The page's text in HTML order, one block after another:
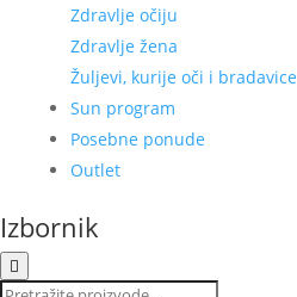
Zdravlje očiju
Zdravlje žena
Žuljevi, kurije oči i bradavice
Sun program
Posebne ponude
Outlet
Izbornik